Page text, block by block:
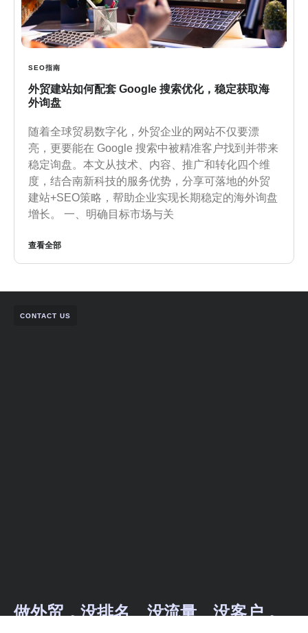
SEO指南
外贸建站如何配套 Google 搜索优化，稳定获取海
外询盘
随着全球贸易数字化，外贸企业的网站不仅要漂
亮，更要能在 Google 搜索中被精准客户找到并带来
稳定询盘。本文从技术、内容、推广和转化四个维
度，结合南新科技的服务优势，分享可落地的外贸
建站+SEO策略，帮助企业实现长期稳定的海外询盘
增长。 一、明确目标市场与关
查看全部
CONTACT US
做外贸，没排名、没流量、没客户，